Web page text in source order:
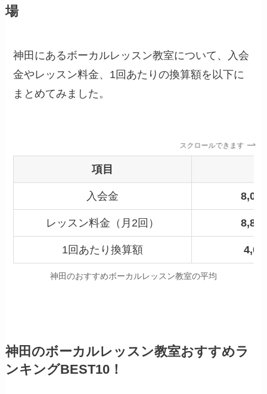
場
神田にあるボーカルレッスン教室について、入会
金やレッスン料金、1回あたりの換算額を以下に
まとめてみました。
スクロールできます
項目
入会金
レッスン料金（月2回）
1回あたり換算額
神田のおすすめボーカルレッスン教室の平均
神田のボーカルレッスン教室おすすめラ
ンキングBEST10！